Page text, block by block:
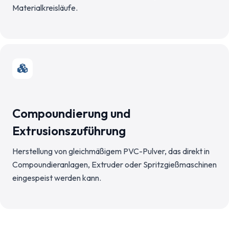
Materialkreisläufe.
Compoundierung und
Extrusionszuführung
Herstellung von gleichmäßigem PVC-Pulver, das direkt in
Compoundieranlagen, Extruder oder Spritzgießmaschinen
eingespeist werden kann.